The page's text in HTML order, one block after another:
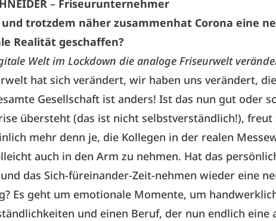
– Friseurunternehmer
trotzdem näher zusammenhat Corona eine
Realität geschaffen?
Welt im Lockdown die analoge Friseurwelt
hat sich verändert, wir haben uns verändert,
Gesellschaft ist anders! Ist das nun gut oder
übersteht (das ist nicht selbstverständlich!), freut
mehr denn je, die Kollegen in der realen
auch in den Arm zu nehmen. Hat das
das Sich-füreinander-Zeit-nehmen wieder eine
Es geht um emotionale Momente, um
und einen Beruf, der nun endlich eine